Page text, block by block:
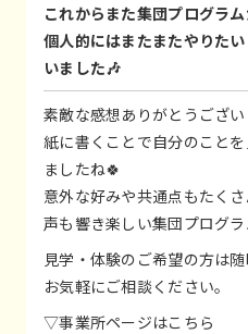
これからまた集団プログラ
個人的にはまたまたやりた
いました🎶
素敵な感想ありがとうござい
紙に書くことで自分のこと
ましたね🍀
意外な好みや共通点もたく
声も響き楽しい集団プログ
見学・体験のご希望の方は
お気軽にご相談ください。
▽事業所ページはこちら